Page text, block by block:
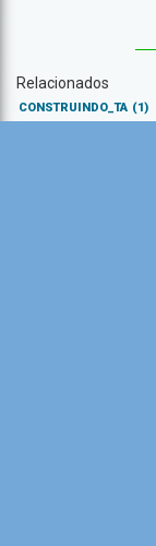
Relacionados
CONSTRUINDO_TA (1)